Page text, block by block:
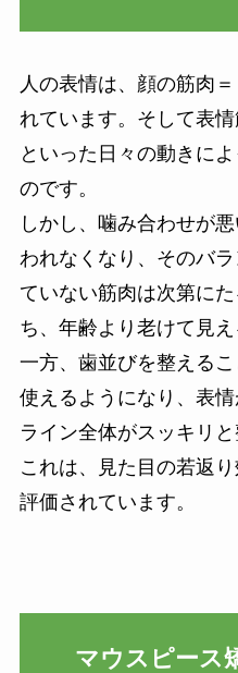
人の表情は、顔の筋肉
れています。そして表
といった日々の動きに
のです。
しかし、噛み合わせが
われなくなり、そのバ
ていない筋肉は次第に
ち、年齢より老けて見え
一方、歯並びを整える
使えるようになり、表
ライン全体がスッキリ
これは、見た目の若返
評価されています。
マウスピース